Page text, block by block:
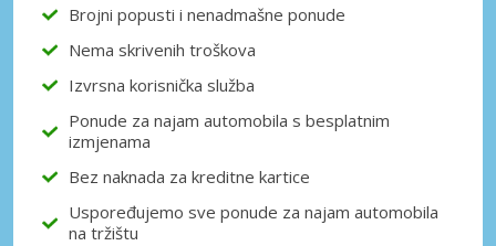
Prijava putem eLinka
Brojni popusti i nenadmašne ponude
Nema skrivenih troškova
Izvrsna korisnička služba
Ponude za najam automobila s besplatnim
izmjenama
Bez naknada za kreditne kartice
Uspoređujemo sve ponude za najam automobila
na tržištu